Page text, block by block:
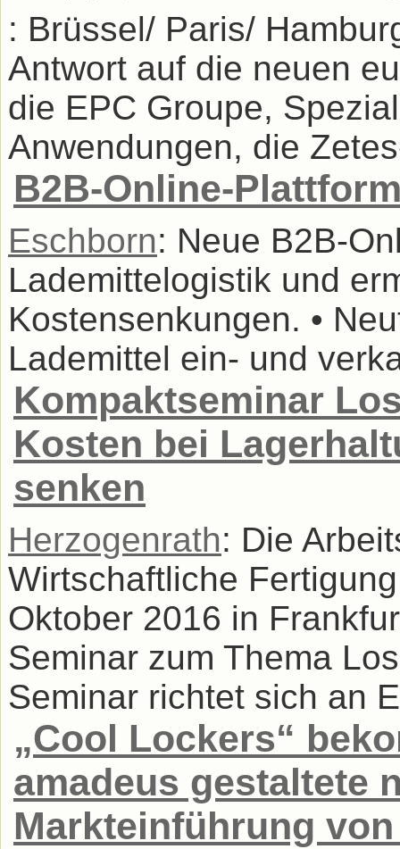
: Brüssel/ Paris/
Antwort auf die neuen
die EPC Groupe,
Anwendungen, die
B2B-Online-
Eschborn: Neue B2B-
Lademittelogistik und
Kostensenkungen. •
Lademittel ein- und
Kompaktseminar
Kosten bei
senken
Herzogenrath: Die
Wirtschaftliche
Oktober 2016 in
Seminar zum Thema
Seminar richtet sich an
„Cool Lockers“
amadeus gestaltete
Markteinführung